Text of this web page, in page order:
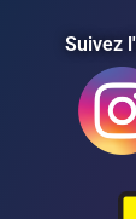
Suivez